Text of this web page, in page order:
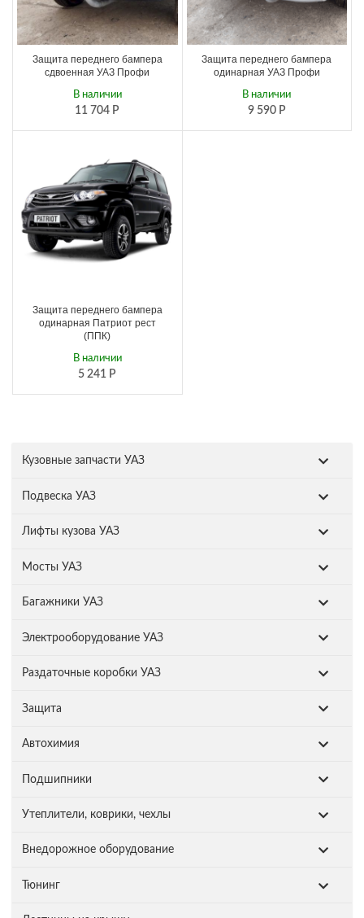
Кузовные запчасти УАЗ
Подвеска УАЗ
Лифты кузова УАЗ
Мосты УАЗ
Багажники УАЗ
Электрооборудование УАЗ
Раздаточные коробки УАЗ
Защита
Автохимия
Подшипники
Утеплители, коврики, чехлы
Внедорожное оборудование
Тюнинг
Защита переднего бампера
сдвоенная УАЗ Профи
11 704 Р
В наличии
Защита переднего бампера
одинарная УАЗ Профи
9 590 Р
В наличии
Защита переднего бампера
одинарная Патриот рест
(ППК)
5 241 Р
В наличии